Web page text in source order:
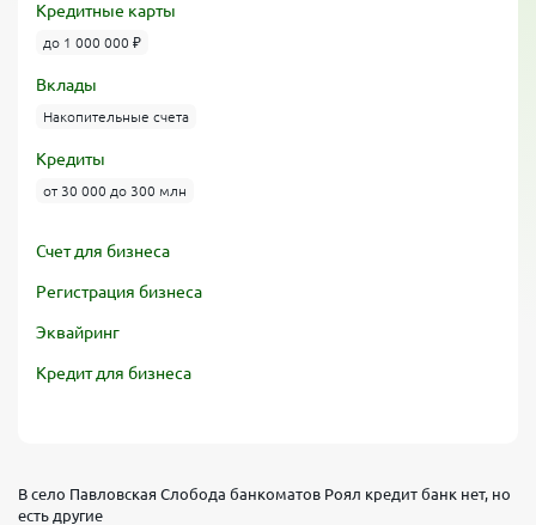
Кредитные карты
до 1 000 000 ₽
Вклады
Накопительные счета
Кредиты
от 30 000 до 300 млн
Счет для бизнеса
Регистрация бизнеса
Эквайринг
Кредит для бизнеса
В село Павловская Слобода банкоматов Роял кредит банк нет, но
есть другие